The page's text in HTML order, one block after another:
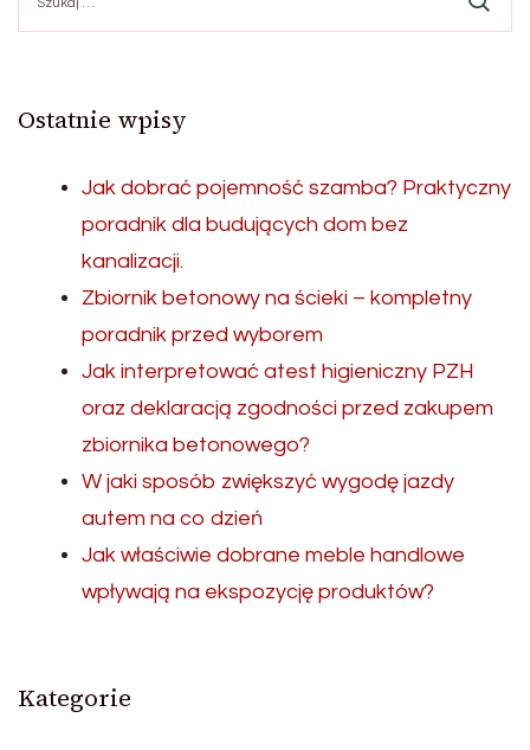
Ostatnie wpisy
Jak dobrać pojemność szamba? Praktyczny
poradnik dla budujących dom bez
kanalizacji.
Zbiornik betonowy na ścieki – kompletny
poradnik przed wyborem
Jak interpretować atest higieniczny PZH
oraz deklaracją zgodności przed zakupem
zbiornika betonowego?
W jaki sposób zwiększyć wygodę jazdy
autem na co dzień
Jak właściwie dobrane meble handlowe
wpływają na ekspozycję produktów?
Kategorie